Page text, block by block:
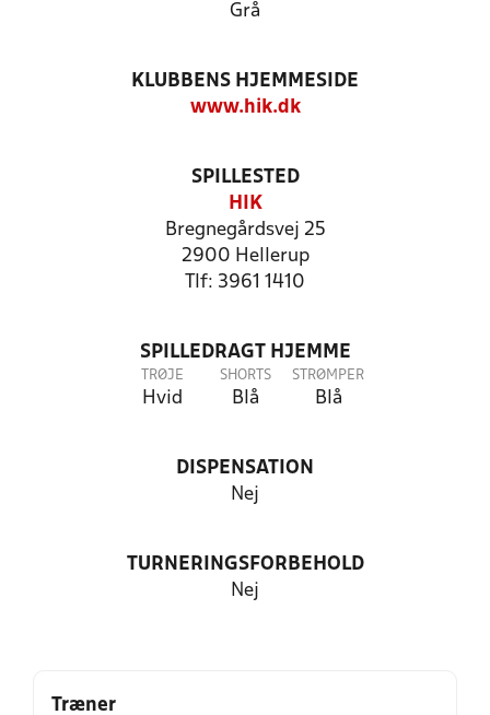
Grå
KLUBBENS HJEMMESIDE
www.hik.dk
SPILLESTED
HIK
Bregnegårdsvej 25
2900 Hellerup
Tlf: 3961 1410
SPILLEDRAGT HJEMME
TRØJE
Hvid
SHORTS
Blå
STRØMPER
Blå
DISPENSATION
Nej
TURNERINGSFORBEHOLD
Nej
Træner